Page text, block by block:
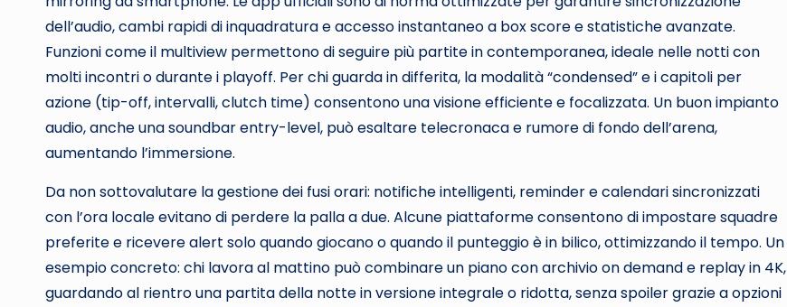
dell’audio, cambi rapidi di inquadratura e accesso instantaneo a box score e statistiche avanzate.
Funzioni come il multiview permettono di seguire più partite in contemporanea, ideale nelle notti con
molti incontri o durante i playoff. Per chi guarda in differita, la modalità “condensed” e i capitoli per
azione (tip-off, intervalli, clutch time) consentono una visione efficiente e focalizzata. Un buon impianto
audio, anche una soundbar entry-level, può esaltare telecronaca e rumore di fondo dell’arena,
aumentando l’immersione.
Da non sottovalutare la gestione dei fusi orari: notifiche intelligenti, reminder e calendari sincronizzati
con l’ora locale evitano di perdere la palla a due. Alcune piattaforme consentono di impostare squadre
preferite e ricevere alert solo quando giocano o quando il punteggio è in bilico, ottimizzando il tempo. Un
esempio concreto: chi lavora al mattino può combinare un piano con archivio on demand e replay in 4K,
guardando al rientro una partita della notte in versione integrale o ridotta, senza spoiler grazie a opzioni